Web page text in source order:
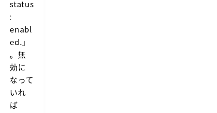
status
:
enabl
ed.」
。無
効に
なって
いれ
ば